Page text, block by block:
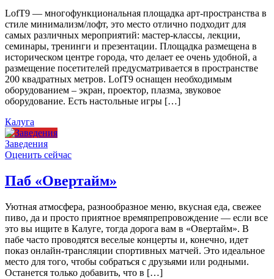
LofT9 — многофункциональная площадка арт-пространства в
стиле минимализм/лофт, это место отлично подходит для
самых различных мероприятий: мастер-классы, лекции,
семинары, тренинги и презентации. Площадка размещена в
историческом центре города, что делает ее очень удобной, а
размещение посетителей предусматривается в пространстве
200 квадратных метров. LofT9 оснащен необходимым
оборудованием – экран, проектор, плазма, звуковое
оборудование. Есть настольные игры […]
Калуга
Заведения
Оценить сейчас
Паб «Овертайм»
Уютная атмосфера, разнообразное меню, вкусная еда, свежее
пиво, да и просто приятное времяпрепровождение — если все
это вы ищите в Калуге, тогда дорога вам в «Овертайм». В
пабе часто проводятся веселые концерты и, конечно, идет
показ онлайн-трансляции спортивных матчей. Это идеальное
место для того, чтобы собраться с друзьями или родными.
Останется только добавить, что в […]